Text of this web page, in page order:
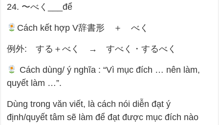
24. 〜べく___để
Cách kết hợp V辞書形 ＋ べく
例外: する＋べく → すべく・するべく
Cách dùng/ ý nghĩa : “Vì mục đích … nên làm,
quyết làm …”.
Dùng trong văn viết, là cách nói diễn đạt ý
định/quyết tâm sẽ làm để đạt được mục đích nào